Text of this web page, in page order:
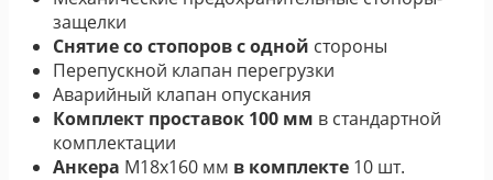
защелки
Снятие со стопоров с одной стороны
Перепускной клапан перегрузки
Аварийный клапан опускания
Комплект проставок 100 мм в стандартной
комплектации
Анкера М18х160 мм в комплекте 10 шт.